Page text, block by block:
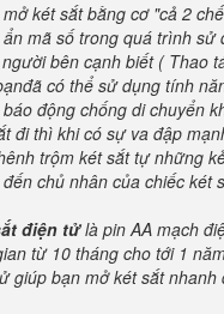
két sắt bằng cơ "cả 2
mã số trong quá trình
bên cạnh biết ( Thao
có thể sử dụng tính
động chống di chuyển
đi thì khi có sự va đập
trộm két sắt tự những
chủ nhân của chiếc
điện tửlà pin AA mạch
từ 10 tháng cho tới 1
giúp bạn mở két sắt